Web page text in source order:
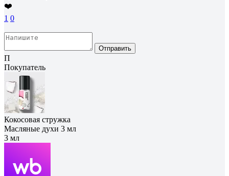
❤️
1 0
Отправить
П
Покупатель
Кокосовая стружка
Масляные духи 3 мл
3 мл